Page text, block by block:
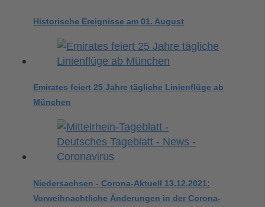
Historische Ereignisse am 01. August
Emirates feiert 25 Jahre tägliche Linienflüge ab
München
Niedersachsen - Corona-Aktuell 13.12.2021:
Vorweihnachtliche Änderungen in der Corona-